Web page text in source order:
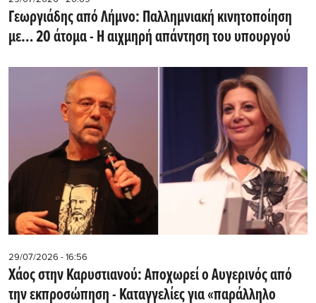
Γεωργιάδης από Λήμνο: Παλλημνιακή κινητοποίηση
με… 20 άτομα - Η αιχμηρή απάντηση του υπουργού
29/07/2026 - 16:56
Χάος στην Καρυστιανού: Αποχωρεί ο Αυγερινός από
την εκπροσώπηση - Καταγγελίες για «παράλληλο